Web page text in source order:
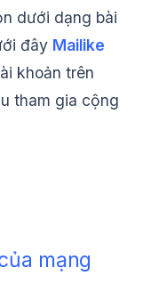
dưới dạng bài
đây Mailike
khoản trên
tham gia cộng
mạng